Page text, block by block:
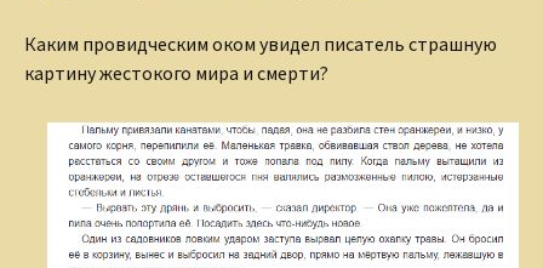
Каким провидческим оком увидел писатель страшную
картину жестокого мира и смерти?